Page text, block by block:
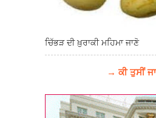
ਚਿੱਭੜ ਦੀ ਖ਼ੁਰਾਕੀ ਮਹਿਮਾ ਜਾਣੋ
→ ਕੀ ਤੁਸੀਂ